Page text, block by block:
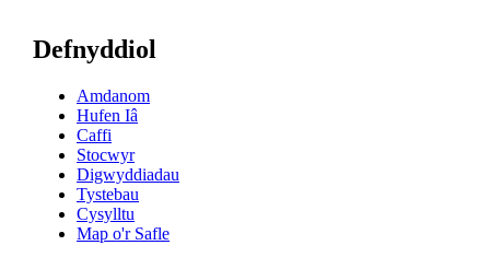
Defnyddiol
Amdanom
Hufen Iâ
Caffi
Stocwyr
Digwyddiadau
Tystebau
Cysylltu
Map o'r Safle